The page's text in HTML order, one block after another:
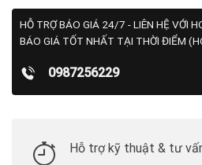
HỖ TRỢ BÁO GIÁ 24/7 - LIÊN HỆ VỚI
BÁO GIÁ TỐT NHẤT TẠI THỜI ĐIỂM
0987256229
Hỗ trợ kỹ thuật & tư